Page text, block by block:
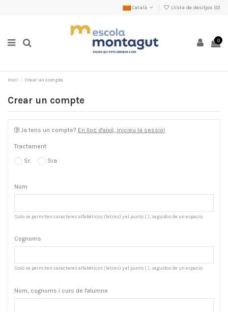
Català Llista de desitjos (0)
0
Inici Crear un compte
Crear un compte
Ja tens un compte? En lloc d'això, inicieu la sessió!
Tractament
Sr. Sra.
Nom
Solo se permiten caracteres alfabéticos (letras) y el punto (.), seguidos de un espacio.
Cognoms
Solo se permiten caracteres alfabéticos (letras) y el punto (.), seguidos de un espacio.
Nom, cognoms i curs de l'alumne